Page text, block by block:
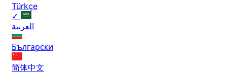
Türkçe
✓
العربية
Български
简体中文